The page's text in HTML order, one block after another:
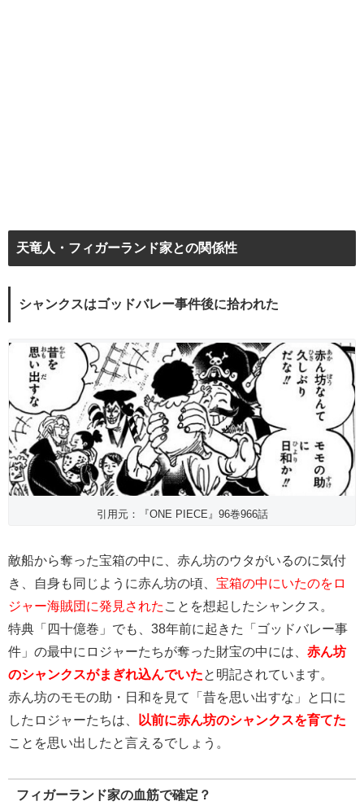
天竜人・フィガーランド家との関係性
シャンクスはゴッドバレー事件後に拾われた
引用元：『ONE PIECE』96巻966話
敵船から奪った宝箱の中に、赤ん坊のウタがいるのに気付
き、自身も同じように赤ん坊の頃、 宝箱の中にいたのをロ
ジャー海賊団に発見された ことを想起したシャンクス。
特典「四十億巻」でも、38年前に起きた「ゴッドバレー事
件」の最中にロジャーたちが奪った財宝の中には、 赤ん坊
のシャンクスがまぎれ込んでいたと明記されています。
赤ん坊のモモの助・日和を見て「昔を思い出すな」と口に
したロジャーたちは、
以前に赤ん坊のシャンクスを育てた
ことを思い出したと言えるでしょう。
フィガーランド家の血筋で確定？